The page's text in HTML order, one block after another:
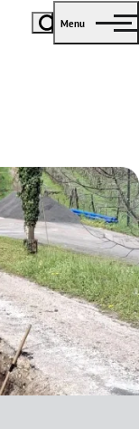
Menu